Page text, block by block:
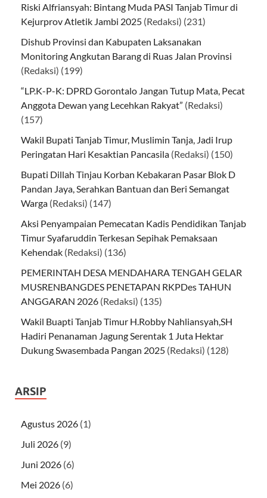
Riski Alfriansyah: Bintang Muda PASI Tanjab Timur di
Kejurprov Atletik Jambi 2025 (Redaksi) (231)
Dishub Provinsi dan Kabupaten Laksanakan
Monitoring Angkutan Barang di Ruas Jalan Provinsi
(Redaksi) (199)
“LP.K-P-K: DPRD Gorontalo Jangan Tutup Mata, Pecat
Anggota Dewan yang Lecehkan Rakyat” (Redaksi)
(157)
Wakil Bupati Tanjab Timur, Muslimin Tanja, Jadi Irup
Peringatan Hari Kesaktian Pancasila (Redaksi) (150)
Bupati Dillah Tinjau Korban Kebakaran Pasar Blok D
Pandan Jaya, Serahkan Bantuan dan Beri Semangat
Warga (Redaksi) (147)
Aksi Penyampaian Pemecatan Kadis Pendidikan Tanjab
Timur Syafaruddin Terkesan Sepihak Pemaksaan
Kehendak (Redaksi) (136)
PEMERINTAH DESA MENDAHARA TENGAH GELAR
MUSRENBANGDES PENETAPAN RKPDes TAHUN
ANGGARAN 2026 (Redaksi) (135)
Wakil Buapti Tanjab Timur H.Robby Nahliansyah,SH
Hadiri Penanaman Jagung Serentak 1 Juta Hektar
Dukung Swasembada Pangan 2025 (Redaksi) (128)
ARSIP
Agustus 2026 (1)
Juli 2026 (9)
Juni 2026 (6)
Mei 2026 (6)